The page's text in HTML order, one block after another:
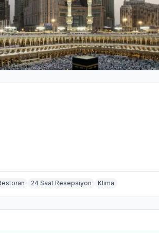
24 Saat Resepsiyon Klima